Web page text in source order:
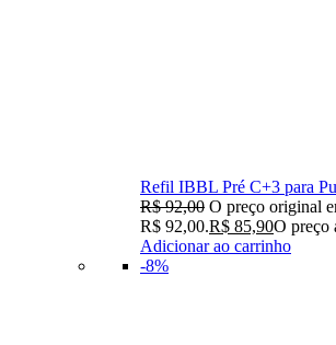
Refil IBBL Pré C+3 para
R$92,00 O preço original
R$ 92,00.R$ 85,90O preço
Adicionar ao carrinho
-8%